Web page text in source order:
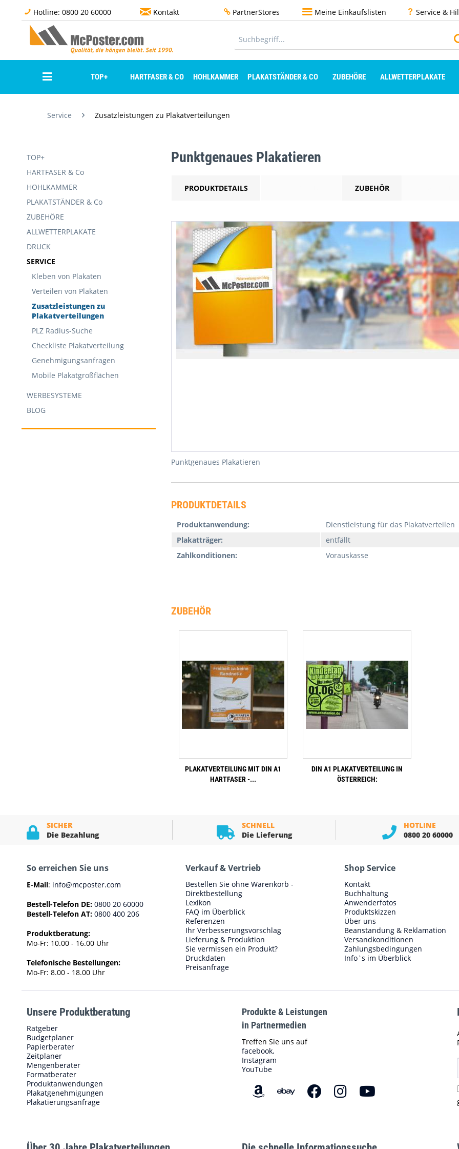
Hotline: 0800 20 60000 Kontakt PartnerStores Meine Einkaufslisten Service &
TOP+ HARTFASER & CO HOHLKAMMER PLAKATSTÄNDER & CO ZUBEHÖRE ALLWETTERPLAKATE
Service Zusatzleistungen zu Plakatverteilungen
TOP+
HARTFASER & Co
HOHLKAMMER
PLAKATSTÄNDER & Co
ZUBEHÖRE
ALLWETTERPLAKATE
DRUCK
SERVICE
Kleben von Plakaten
Verteilen von Plakaten
Zusatzleistungen zu
Plakatverteilungen
PLZ Radius-Suche
Checkliste Plakatverteilung
Genehmigungsanfragen
Mobile Plakatgroßflächen
WERBESYSTEME
BLOG
Punktgenaues Plakatieren
PRODUKTDETAILS ZUBEHÖR
Punktgenaues Plakatieren
PRODUKTDETAILS
Produktanwendung:
Dienstleistung für das Plakatverteilen
Plakatträger:
entfällt
Zahlkonditionen:
Vorauskasse
ZUBEHÖR
PLAKATVERTEILUNG MIT DIN A1
HARTFASER -...
DIN A1 PLAKATVERTEILUNG IN
ÖSTERREICH:
SICHER
Die Bezahlung
SCHNELL
Die Lieferung
HOTLINE
0800 20 60000
So erreichen Sie uns
E-Mail: info@mcposter.com
Bestell-Telefon DE: 0800 20 60000
Bestell-Telefon AT: 0800 400 206
Produktberatung:
Mo-Fr: 10.00 - 16.00 Uhr
Telefonische Bestellungen:
Mo-Fr: 8.00 - 18.00 Uhr
Verkauf & Vertrieb
Bestellen Sie ohne Warenkorb -
Direktbestellung
Lexikon
FAQ im Überblick
Referenzen
Ihr Verbesserungsvorschlag
Lieferung & Produktion
Sie vermissen ein Produkt?
Druckdaten
Preisanfrage
Shop Service
Kontakt
Buchhaltung
Anwenderfotos
Produktskizzen
Über uns
Beanstandung & Reklamation
Versandkonditionen
Zahlungsbedingungen
Info`s im Überblick
Unsere Produktberatung
Ratgeber
Budgetplaner
Papierberater
Zeitplaner
Mengenberater
Formatberater
Produktanwendungen
Plakatgenehmigungen
Plakatierungsanfrage
Produkte & Leistungen
in Partnermedien
Treffen Sie uns auf
facebook,
Instagram
YouTube